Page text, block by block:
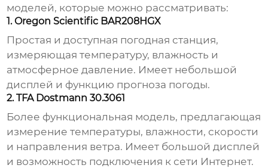
моделей, которые можно рассматривать:
1. Oregon Scientific BAR208HGX
Простая и доступная погодная станция,
измеряющаятемпературу, влажность и
атмосферное давление. Имеет небольшой
дисплей и функцию прогноза погоды.
2. TFA Dostmann 30.3061
Более функциональная модель, предлагающая
измерениетемпературы, влажности, скорости
и направления ветра. Имеет большой дисплей
и возможность подключения к сети Интернет.